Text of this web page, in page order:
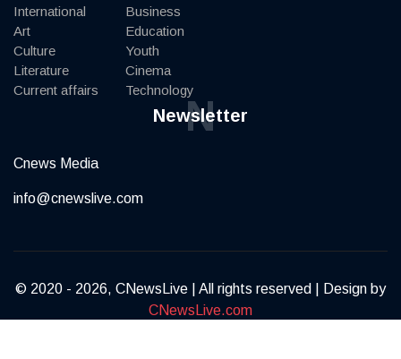
International
Art
Culture
Literature
Current affairs
Business
Education
Youth
Cinema
Technology
Newsletter
N
Cnews Media
info@cnewslive.com
© 2020 - 2026, CNewsLive | All rights reserved | Design by
CNewsLive.com